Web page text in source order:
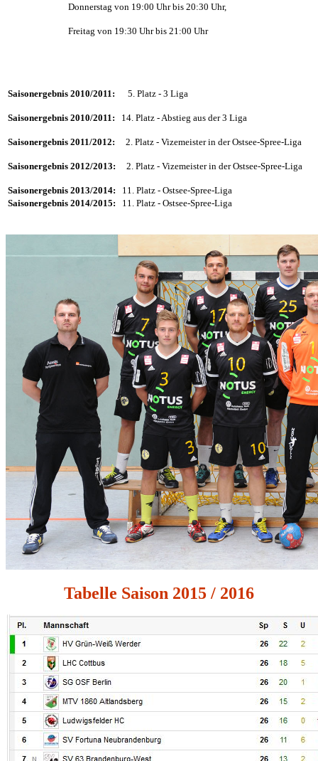
Donnerstag von 19:00 Uhr bis 20:30 Uhr,
Freitag von 19:30 Uhr bis 21:00 Uhr
Saisonergebnis 2010/2011: 5 . Platz - 3 Liga
Saisonergebnis 2010/2011: 14. Platz - Abstieg aus der 3 Liga
Saisonergebnis 2011/2012: 2. Platz - Vizemeister in der Ostsee-Spree-Liga
Saisonergebnis 2012/2013: 2. Platz - Vizemeister in der Ostsee-Spree-Liga
Saisonergebnis 2013/2014: 11. Platz - Ostsee-Spree-Liga
Saisonergebnis 2014/2015:
11. Platz - Ostsee-Spree-Liga
Tabelle Saison 2015 / 2016